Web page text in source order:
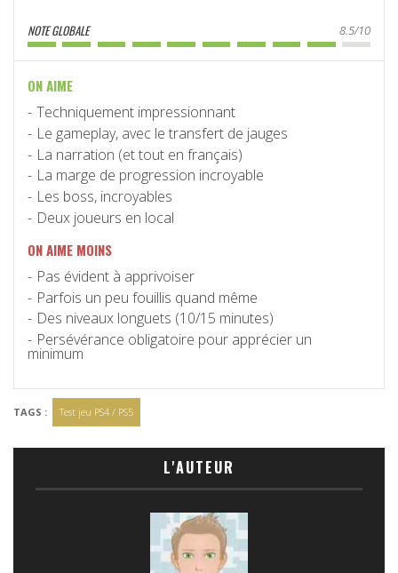
NOTE GLOBALE 8.5/10
ON AIME
Techniquement impressionnant
Le gameplay, avec le transfert de jauges
La narration (et tout en français)
La marge de progression incroyable
Les boss, incroyables
Deux joueurs en local
ON AIME MOINS
Pas évident à apprivoiser
Parfois un peu fouillis quand même
Des niveaux longuets (10/15 minutes)
Persévérance obligatoire pour apprécier un
minimum
TAGS : Test jeu PS4 / PS5
L'AUTEUR